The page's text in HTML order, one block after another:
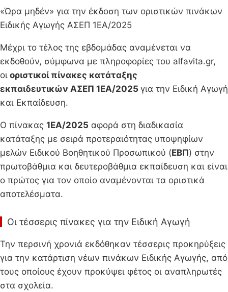
«Ώρα μηδέν» για την έκδοση των οριστικών πινάκων
Ειδικής Αγωγής ΑΣΕΠ 1ΕΑ/2025
Μέχρι το τέλος της εβδομάδας αναμένεται να
εκδοθούν, σύμφωνα με πληροφορίες του alfavita.gr,
οι οριστικοί πίνακες κατάταξης
εκπαιδευτικών ΑΣΕΠ 1ΕΑ/2025 για την Ειδική Αγωγή
και Εκπαίδευση.
Ο πίνακας 1ΕΑ/2025 αφορά στη διαδικασία
κατάταξης με σειρά προτεραιότητας υποψηφίων
μελών Ειδικού Βοηθητικού Προσωπικού (ΕΒΠ) στην
πρωτοβάθμια και δευτεροβάθμια εκπαίδευση και είναι
ο πρώτος για τον οποίο αναμένονται τα οριστικά
αποτελέσματα.
Οι τέσσερις πίνακες για την Ειδική Αγωγή
Την περσινή χρονιά εκδόθηκαν τέσσερις προκηρύξεις
για την κατάρτιση νέων πινάκων Ειδικής Αγωγής, από
τους οποίους έχουν προκύψει φέτος οι αναπληρωτές
στα σχολεία.